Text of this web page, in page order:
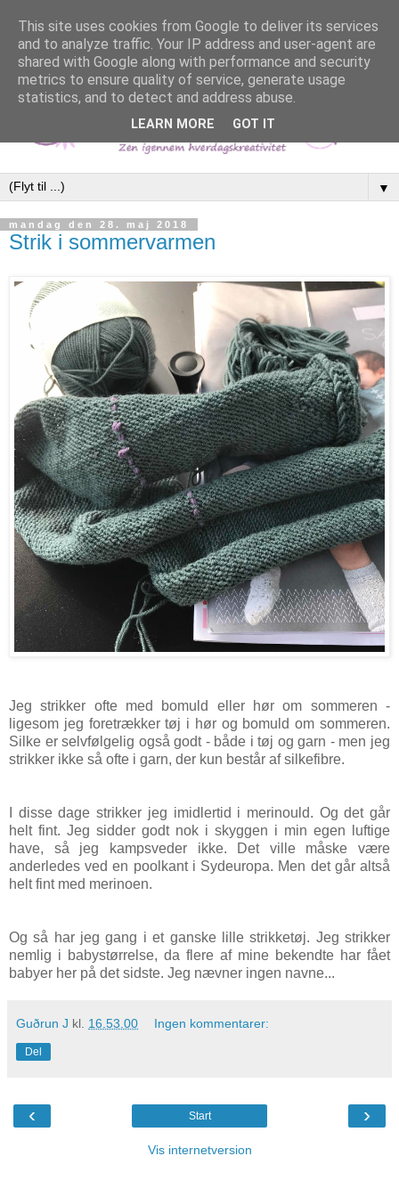
▼
mandag den 28. maj 2018
Strik i sommervarmen
Jeg strikker ofte med bomuld eller hør om sommeren -
ligesom jeg foretrækker tøj i hør og bomuld om sommeren.
Silke er selvfølgelig også godt - både i tøj og garn - men jeg
strikker ikke så ofte i garn, der kun består af silkefibre.
I disse dage strikker jeg imidlertid i merinould. Og det går
helt fint. Jeg sidder godt nok i skyggen i min egen luftige
have, så jeg kampsveder ikke. Det ville måske være
anderledes ved en poolkant i Sydeuropa. Men det går altså
helt fint med merinoen.
Og så har jeg gang i et ganske lille strikketøj. Jeg strikker
nemlig i babystørrelse, da flere af mine bekendte har fået
babyer her på det sidste. Jeg nævner ingen navne...
Guðrun J kl. 16.53.00 Ingen kommentarer:
Del
‹ ›
Start
Vis internetversion
This site uses cookies from Google to deliver its services
and to analyze traffic. Your IP address and user-agent are
shared with Google along with performance and security
metrics to ensure quality of service, generate usage
statistics, and to detect and address abuse.
LEARN MORE GOT IT